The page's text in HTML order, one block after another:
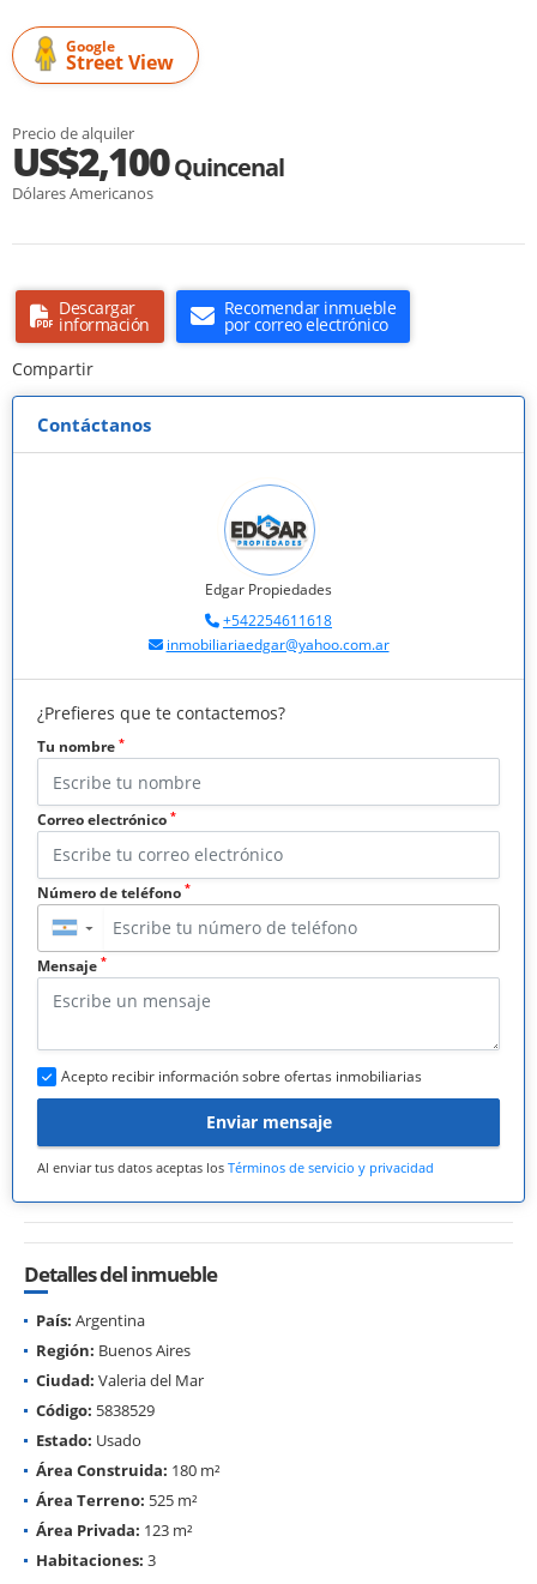
Google
Street View
Precio de alquiler
US$2,100Quincenal
Dólares Americanos
Descargar
información
Recomendar inmueble
por correo electrónico
Compartir
Contáctanos
Edgar Propiedades
+542254611618
inmobiliariaedgar@yahoo.com.ar
¿Prefieres que te contactemos?
Tu nombre *
Correo electrónico *
Número de teléfono *
▼
Mensaje *
Acepto recibir información sobre ofertas inmobiliarias
Enviar mensaje
Al enviar tus datos aceptas los Términos de servicio y privacidad
Detalles del inmueble
País: Argentina
Región: Buenos Aires
Ciudad: Valeria del Mar
Código: 5838529
Estado: Usado
Área Construida: 180 m²
Área Terreno: 525 m²
Área Privada: 123 m²
Habitaciones: 3